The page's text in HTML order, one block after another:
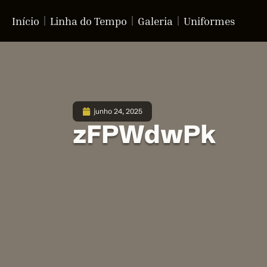
Início Linha do Tempo Galeria Uniformes
junho 24, 2025
zFPWdwPk